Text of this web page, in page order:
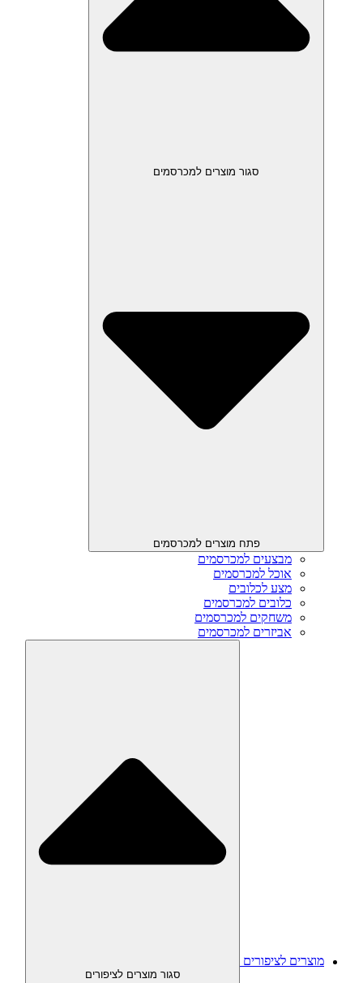
סגור מוצרים למכרסמים
פתח מוצרים למכרסמים
מבצעים למכרסמים
אוכל למכרסמים
מצע לכלובים
כלובים למכרסמים
משחקים למכרסמים
אביזרים למכרסמים
מוצרים לציפורים
סגור מוצרים לציפורים